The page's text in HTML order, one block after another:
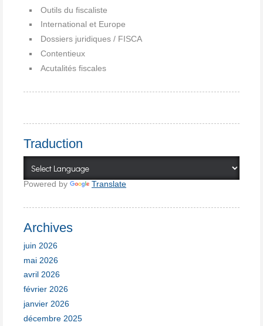
Outils du fiscaliste
International et Europe
Dossiers juridiques / FISCA
Contentieux
Acutalités fiscales
Traduction
Powered by Translate
Archives
juin 2026
mai 2026
avril 2026
février 2026
janvier 2026
décembre 2025